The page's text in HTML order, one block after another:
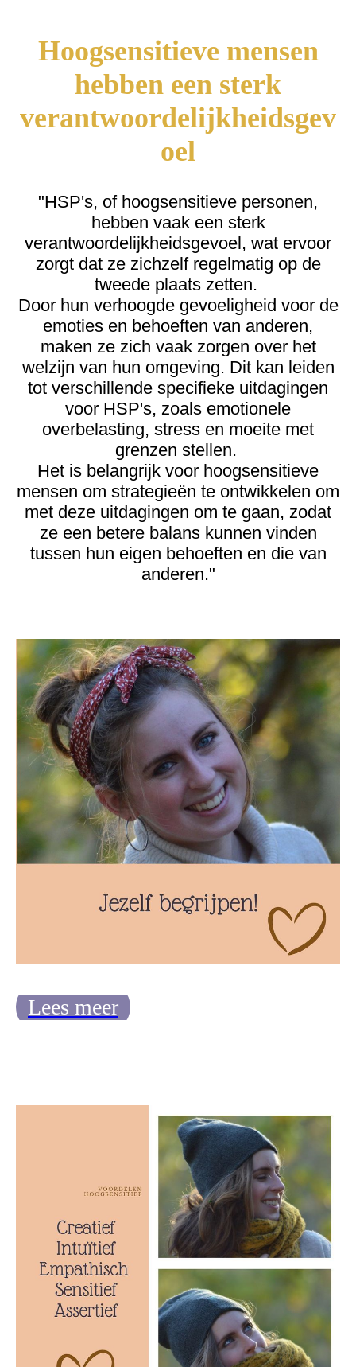
Hoogsensitieve mensen
hebben een sterk
verantwoordelijkheidsgev
oel
"HSP's, of hoogsensitieve personen,
hebben vaak een sterk
verantwoordelijkheidsgevoel, wat ervoor
zorgt dat ze zichzelf regelmatig op de
tweede plaats zetten.
Door hun verhoogde gevoeligheid voor de
emoties en behoeften van anderen,
maken ze zich vaak zorgen over het
welzijn van hun omgeving. Dit kan leiden
tot verschillende specifieke uitdagingen
voor HSP's, zoals emotionele
overbelasting, stress en moeite met
grenzen stellen.
Het is belangrijk voor hoogsensitieve
mensen om strategieën te ontwikkelen om
met deze uitdagingen om te gaan, zodat
ze een betere balans kunnen vinden
tussen hun eigen behoeften en die van
anderen."
Lees meer